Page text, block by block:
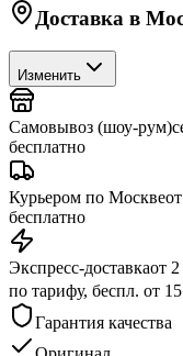
Доставка в
Изменить
Самовывоз (шоу-рум)
бесплатно
Курьером по Москве
бесплатно
Экспресс-доставкаот 2
по тарифу, беспл. от
Гарантия качества